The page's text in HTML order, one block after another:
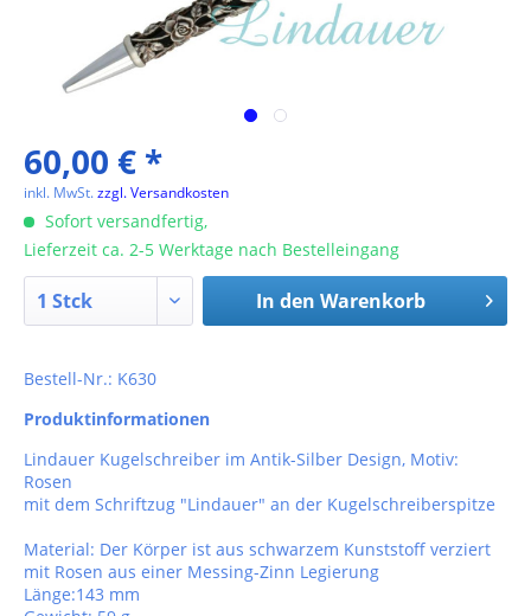
60,00 € *
inkl. MwSt.zzgl. Versandkosten
Sofort versandfertig,
Lieferzeit ca. 2-5 Werktage nach Bestelleingang
In den Warenkorb
Bestell-Nr.: K630
Produktinformationen
Lindauer Kugelschreiber im Antik-Silber Design, Motiv:
Rosen
mit dem Schriftzug "Lindauer" an der Kugelschreiberspitze
Material: Der Körper ist aus schwarzem Kunststoff verziert
mit Rosen aus einer Messing-Zinn Legierung
Länge:143 mm